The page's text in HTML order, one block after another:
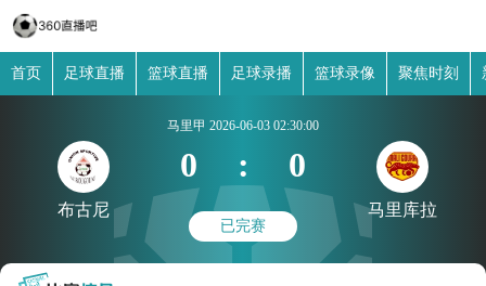
首页 足球直播 篮球直播 足球录播 篮球录像 聚焦时刻
布古尼
马里甲 2026-06-03 02:30:00
0 : 0
已完赛
马里库拉